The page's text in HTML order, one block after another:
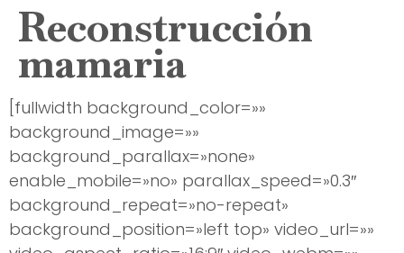
Reconstrucción
mamaria
[fullwidth background_color=»»
background_image=»»
background_parallax=»none»
enable_mobile=»no» parallax_speed=»0.3″
background_repeat=»no-repeat»
background_position=»left top» video_url=»»